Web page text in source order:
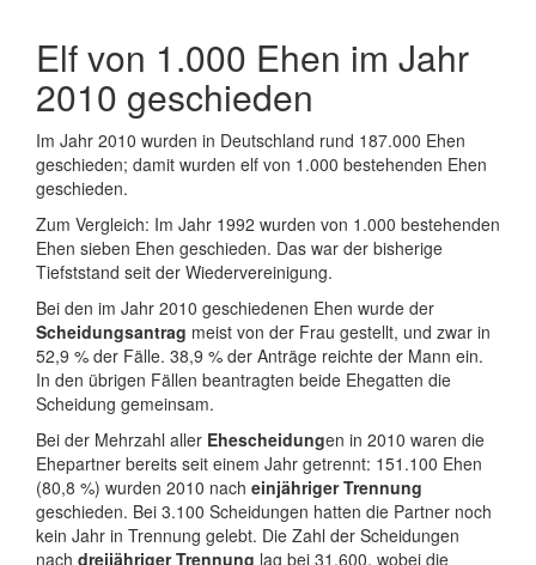
Elf von 1.000 Ehen im Jahr
2010 geschieden
Im Jahr 2010 wurden in Deutschland rund 187.000 Ehen
geschieden; damit wurden elf von 1.000 bestehenden Ehen
geschieden.
Zum Vergleich: Im Jahr 1992 wurden von 1.000 bestehenden
Ehen sieben Ehen geschieden. Das war der bisherige
Tiefststand seit der Wiedervereinigung.
Bei den im Jahr 2010 geschiedenen Ehen wurde der
Scheidungsantrag meist von der Frau gestellt, und zwar in
52,9 % der Fälle. 38,9 % der Anträge reichte der Mann ein.
In den übrigen Fällen beantragten beide Ehegatten die
Scheidung gemeinsam.
Bei der Mehrzahl aller Ehescheidungen in 2010 waren die
Ehepartner bereits seit einem Jahr getrennt: 151.100 Ehen
(80,8 %) wurden 2010 nach einjähriger Trennung
geschieden. Bei 3.100 Scheidungen hatten die Partner noch
kein Jahr in Trennung gelebt. Die Zahl der Scheidungen
nach dreijähriger Trennung lag bei 31.600, wobei die